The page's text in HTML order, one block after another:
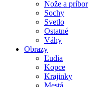
Nože a príbor
Sochy
Svetlo
Ostatné
Váhy
Obrazy
Ľudia
Kopce
Krajinky
Mestá